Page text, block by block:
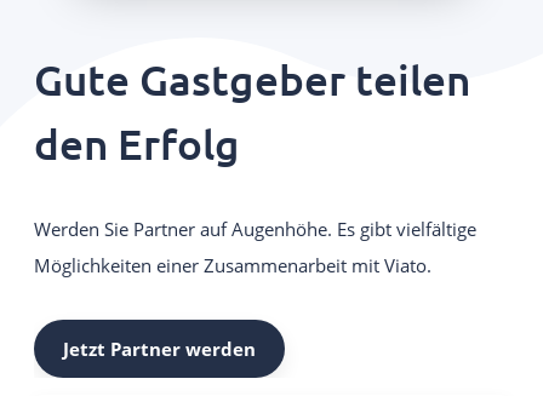
Gute Gastgeber teilen
den Erfolg
Werden Sie Partner auf Augenhöhe. Es gibt vielfältige
Möglichkeiten einer Zusammenarbeit mit Viato.
Jetzt Partner werden